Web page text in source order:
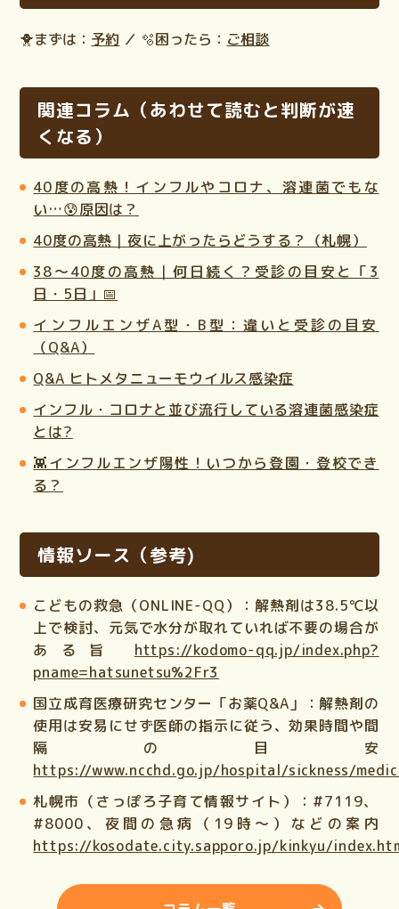
🐥まずは： 予約 ／ 🫧困ったら： ご相談
関連コラム（あわせて読むと判断が速
くなる）
40度の高熱！インフルやコロナ、溶連菌でもな
い…😰原因は？
40度の高熱｜夜に上がったらどうする？（札幌）
38〜40度の高熱｜何日続く？受診の目安と「3
日・5日」📅
インフルエンザA型・B型：違いと受診の目安
（Q&A）
Q&A ヒトメタニューモウイルス感染症
インフル・コロナと並び流行している溶連菌感染症
とは?
👾インフルエンザ陽性！いつから登園・登校でき
る？
情報ソース（参考)
こどもの救急（ONLINE-QQ）：解熱剤は38.5℃以
上で検討、元気で水分が取れていれば不要の場合が
ある旨 https://kodomo-qq.jp/index.php?
pname=hatsunetsu%2Fr3
国立成育医療研究センター「お薬Q&A」：解熱剤の
使用は安易にせず医師の指示に従う、効果時間や間
隔の目安
https://www.ncchd.go.jp/hospital/sickness/
札幌市（さっぽろ子育て情報サイト）：#7119、
#8000、夜間の急病（19時〜）などの案内
https://kosodate.city.sapporo.jp/kinkyu/